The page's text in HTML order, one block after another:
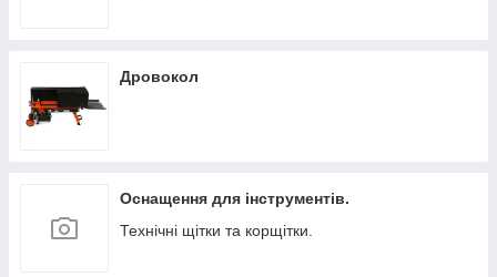
Дровокол
Оснащення для інструментів.
Технічні щітки та корщітки.